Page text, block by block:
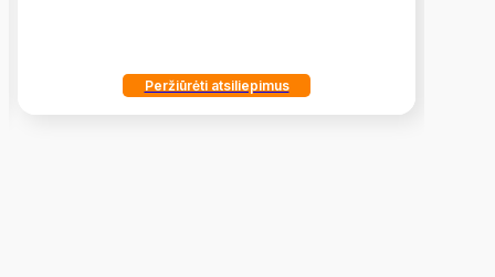
Peržiūrėti atsiliepimus